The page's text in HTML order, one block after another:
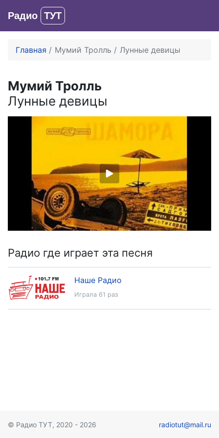
Радио ТУТ
Главная Мумий Тролль Лунные девицы
Мумий Тролль
Лунные девицы
Радио где играет эта песня
Играла 61 раз
Наше Радио
© Радио ТУТ, 2020 - 2026 radiotut@mail.ru